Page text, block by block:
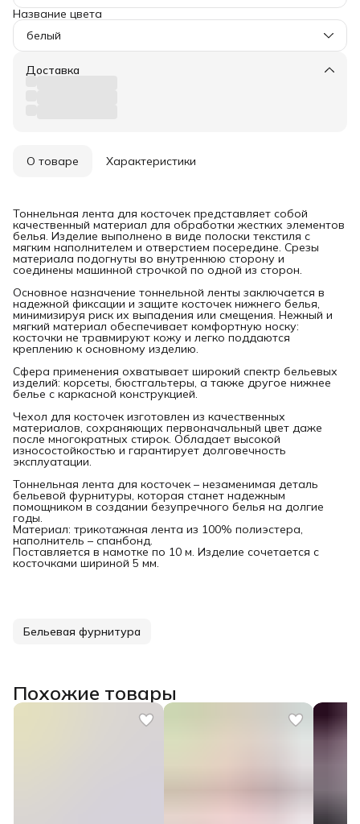
Название цвета
белый
Доставка
О товаре Характеристики
Тоннельная лента для косточек представляет собой
качественный материал для обработки жестких элементов
белья. Изделие выполнено в виде полоски текстиля с
мягким наполнителем и отверстием посередине. Срезы
материала подогнуты во внутреннюю сторону и
соединены машинной строчкой по одной из сторон.
Основное назначение тоннельной ленты заключается в
надежной фиксации и защите косточек нижнего белья,
минимизируя риск их выпадения или смещения. Нежный и
мягкий материал обеспечивает комфортную носку:
косточки не травмируют кожу и легко поддаются
креплению к основному изделию.
Сфера применения охватывает широкий спектр бельевых
изделий: корсеты, бюстгальтеры, а также другое нижнее
белье с каркасной конструкцией.
Чехол для косточек изготовлен из качественных
материалов, сохраняющих первоначальный цвет даже
после многократных стирок. Обладает высокой
износостойкостью и гарантирует долговечность
эксплуатации.
Тоннельная лента для косточек – незаменимая деталь
бельевой фурнитуры, которая станет надежным
помощником в создании безупречного белья на долгие
годы.
Материал: трикотажная лента из 100% полиэстера,
наполнитель – спанбонд.
Поставляется в намотке по 10 м. Изделие сочетается с
косточками шириной 5 мм.
Бельевая фурнитура
Похожие товары